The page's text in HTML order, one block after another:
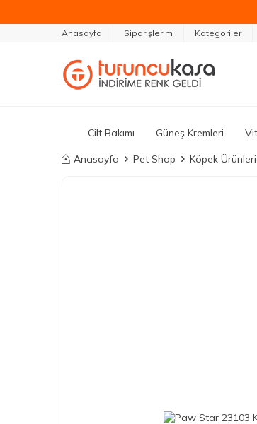
Anasayfa Siparişlerim Kategoriler
Cilt Bakımı Güneş Kremleri
Anasayfa Pet Shop Köpek Ürünleri